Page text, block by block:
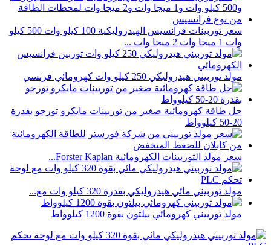
سعر توربينات فرانسيس الهيدروليكية 100 كيلو وات 500 كيلو
وات 1 ميجا وات 2 ميجا وات ...
مولد توربيني هيدروليكي 250 كيلو وات كهرومائي فرنسي
حل طاقة كهرومائية صغير من توربينات مايكرو تورجو بقدرة
20-50 كيلوواط
سعر مولد التوربينات الكهرومائية Forster Kaplan...
مولد توربيني مائي هيدروليكي بقدرة 320 كيلو وات مع...
مولد توربيني كهرومائي بيلتون بقوة 1200 كيلوواط